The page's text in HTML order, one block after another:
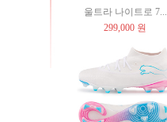
울트라 나이트로 7...
299,000 원